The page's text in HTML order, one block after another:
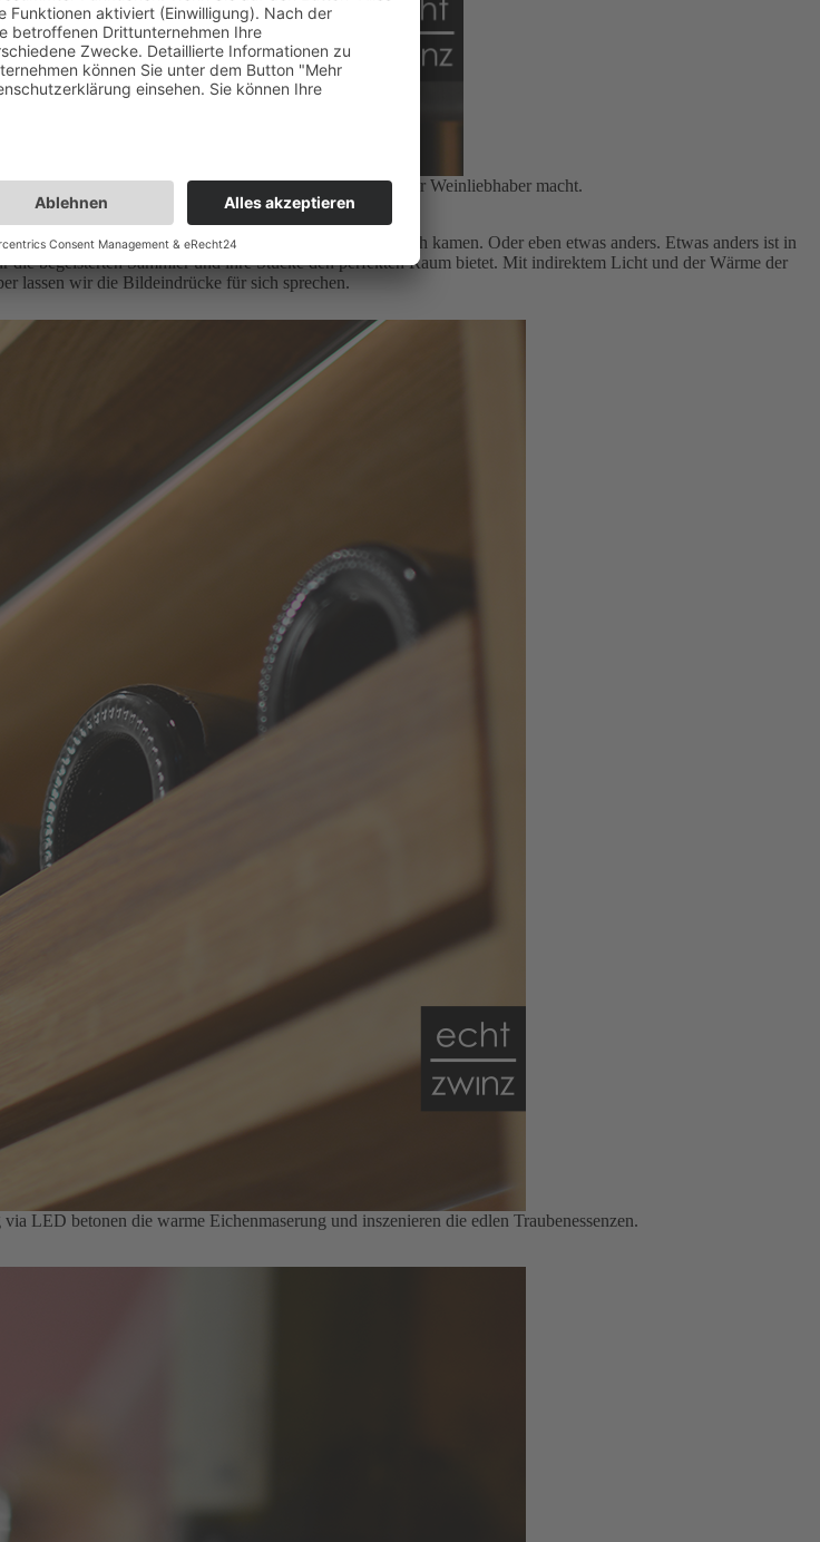
ihn durch Charme und Stil zum echten Wohlfühlort für Weinliebhaber macht.
haben, als Sie zu Herr Zwinz ins Galerie-Gespräch kamen. Oder eben etwas anders. Etwas anders ist in
begeisterten Sammler und ihre Stücke den perfekten Raum bietet. Mit indirektem Licht und der Wärme der
lassen wir die Bildeindrücke für sich sprechen.
LED betonen die warme Eichenmaserung und inszenieren die edlen Traubenessenzen.